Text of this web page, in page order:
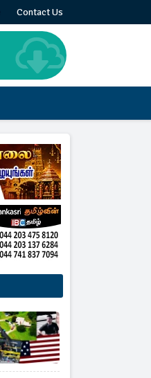
Contact Us